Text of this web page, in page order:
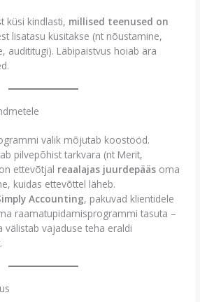
küsi kindlasti, millised teenused on
lisatasu küsitakse (nt nõustamine,
audititugi). Läbipaistvus hoiab ära
valik mõjutab koostööd.
pilvepõhist tarkvara (nt Merit,
ettevõtjal reaalajas juurdepääs oma
kuidas ettevõttel läheb.
Accounting, pakuvad klientidele
raamatupidamisprogrammi tasuta –
välistab vajaduse teha eraldi